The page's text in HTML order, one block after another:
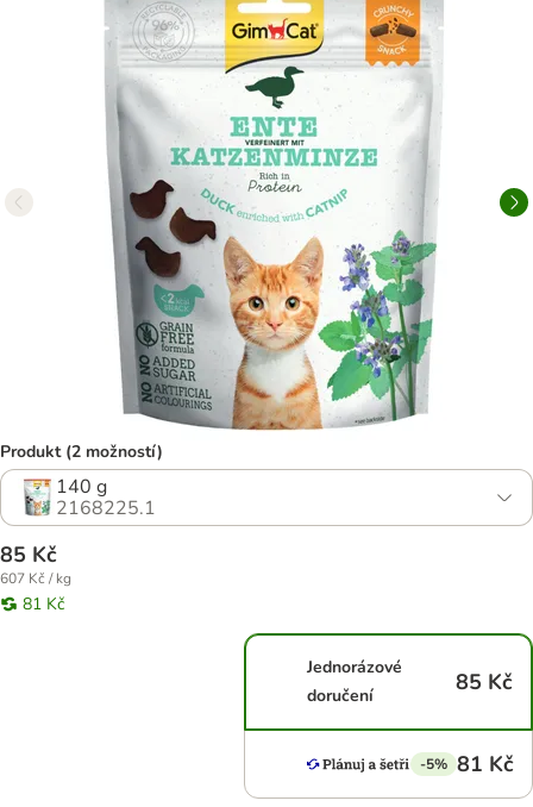
Produkt (2 možností)
140 g
2168225.1
85 Kč
607 Kč / kg
81 Kč
Jednorázové
doručení
85 Kč
-5% 81 Kč